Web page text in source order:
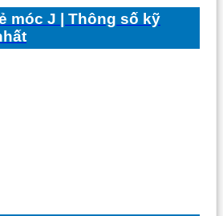
móc J | Thông số kỹ